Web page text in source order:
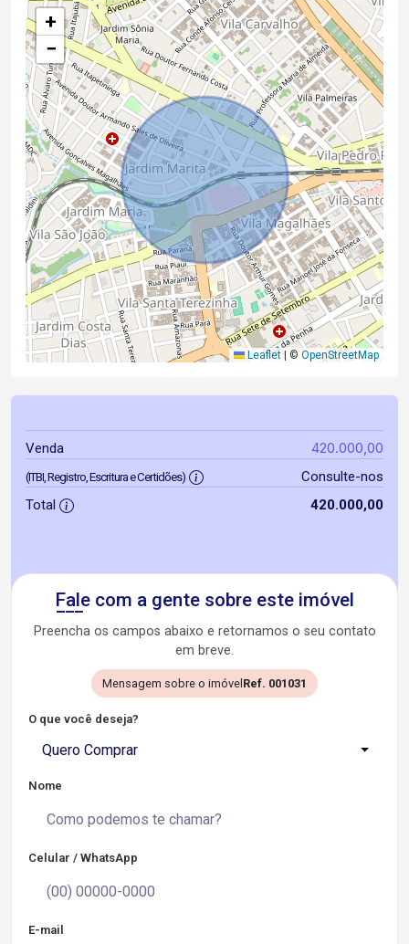
+
−
Leaflet © OpenStreetMap
Venda 420.000,00
(ITBI, Registro, Escritura e Certidões)
Consulte-nos
Total
420.000,00
Fale com a gente sobre este imóvel
Preencha os campos abaixo e retornamos o seu contato
em breve.
Mensagem sobre o imóvel Ref. 001031
O que você deseja?
Quero Comprar
Nome
Celular / WhatsApp
E-mail